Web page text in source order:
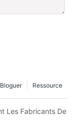
Ressource
Bloguer
De L’emballage
Les Fabricants De